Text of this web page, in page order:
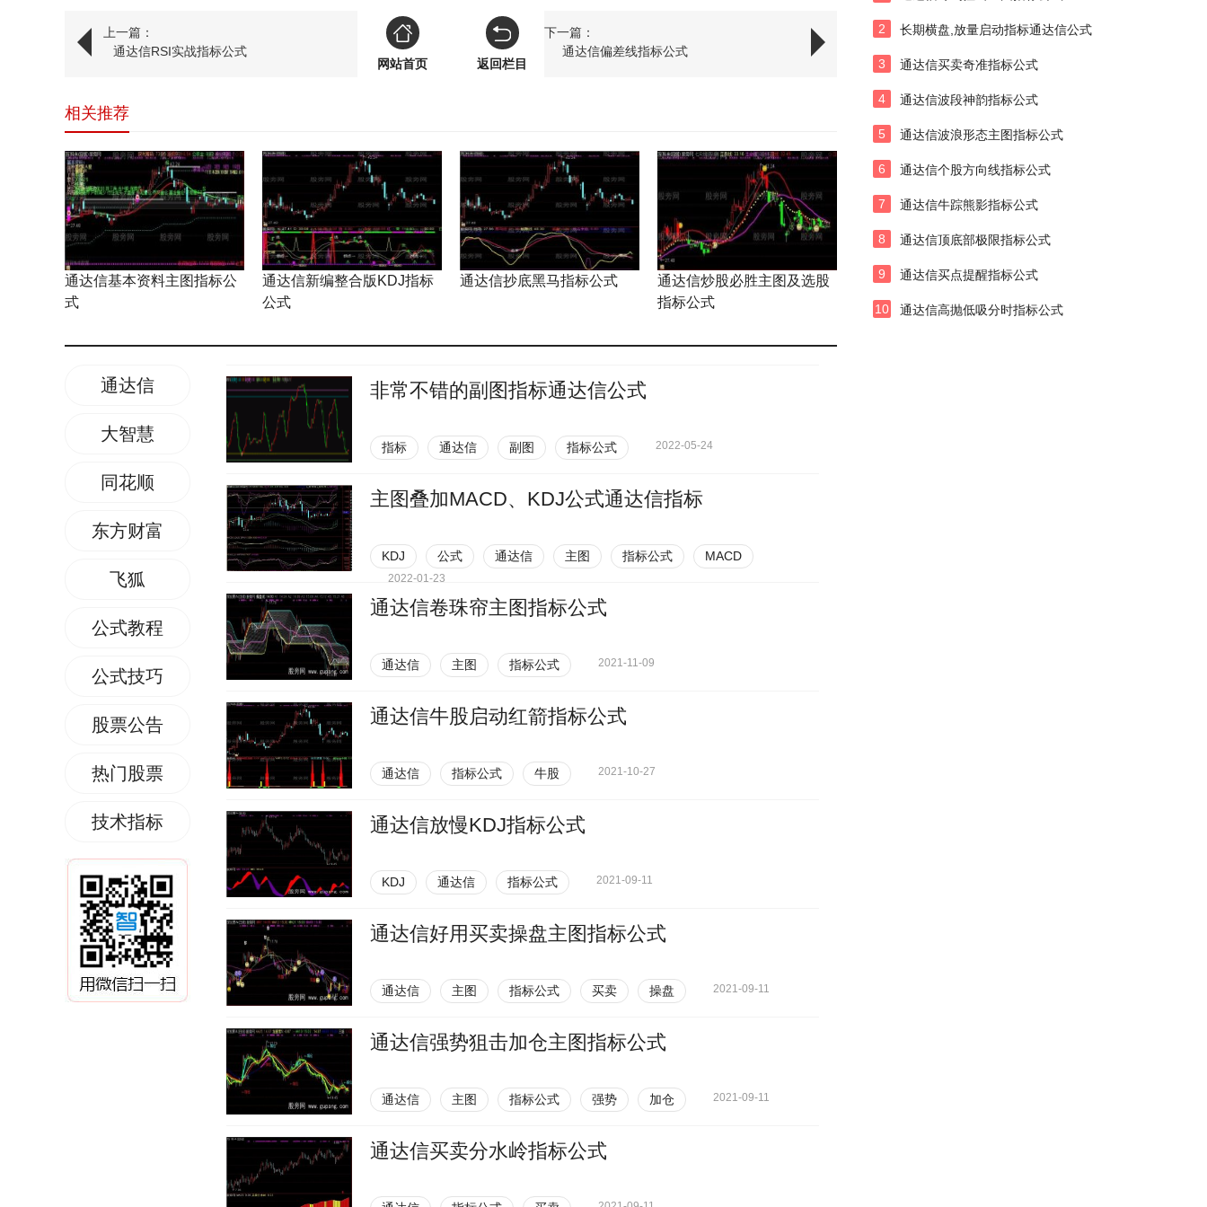
上一篇：
通达信RSI实战指标公式
下一篇：
通达信偏差线指标公式
网站首页
返回栏目
相关推荐
通达信基本资料主图指标公
式
通达信新编整合版KDJ指标
公式
通达信抄底黑马指标公式
通达信炒股必胜主图及选股
指标公式
通达信
大智慧
同花顺
东方财富
飞狐
公式教程
公式技巧
股票公告
热门股票
技术指标
非常不错的副图指标通达信公式
指标 通达信 副图 指标公式 2022-05-24
主图叠加MACD、KDJ公式通达信指标
KDJ 公式 通达信 主图 指标公式 MACD
2022-01-23
通达信卷珠帘主图指标公式
通达信 主图 指标公式 2021-11-09
通达信牛股启动红箭指标公式
通达信 指标公式 牛股 2021-10-27
通达信放慢KDJ指标公式
KDJ 通达信 指标公式 2021-09-11
通达信好用买卖操盘主图指标公式
通达信 主图 指标公式 买卖 操盘 2021-09-11
通达信强势狙击加仓主图指标公式
通达信 主图 指标公式 强势 加仓 2021-09-11
通达信买卖分水岭指标公式
2 长期横盘,放量启动指标通达信公式
3 通达信买卖奇准指标公式
4 通达信波段神韵指标公式
5 通达信波浪形态主图指标公式
6 通达信个股方向线指标公式
7 通达信牛踪熊影指标公式
8 通达信顶底部极限指标公式
9 通达信买点提醒指标公式
10 通达信高抛低吸分时指标公式